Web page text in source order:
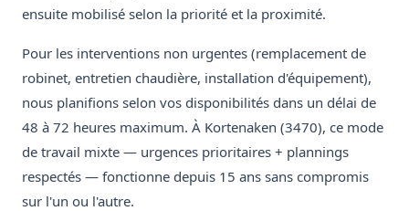
ensuite mobilisé selon la priorité et la proximité.
Pour les interventions non urgentes (remplacement de
robinet, entretien chaudière, installation d'équipement),
nous planifions selon vos disponibilités dans un délai de
48 à 72 heures maximum. À Kortenaken (3470), ce mode
de travail mixte — urgences prioritaires + plannings
respectés — fonctionne depuis 15 ans sans compromis
sur l'un ou l'autre.